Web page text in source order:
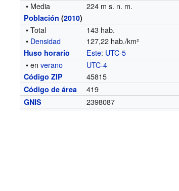
• Media 224 m s. n. m.
Población (2010)
• Total
143 hab.
• Densidad 127,22 hab./km²
Huso horario Este: UTC-5
• enverano UTC-4
Código ZIP 45815
Código de área 419
GNIS 2398087